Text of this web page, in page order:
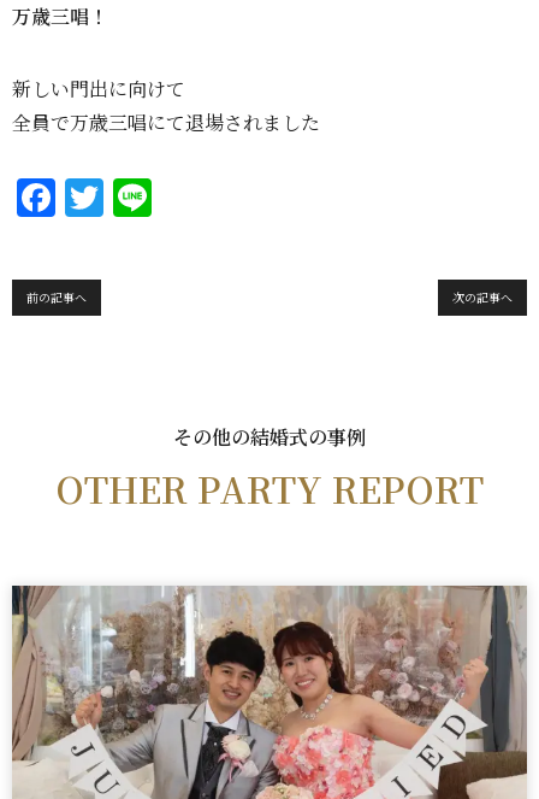
万歳三唱！
新しい門出に向けて
全員で万歳三唱にて退場されました
F
c
e
k
T
前の記事へ 次の記事へ
OTHER PARTY REPORT
その他の結婚式の事例